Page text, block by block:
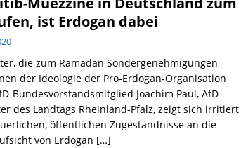
ist Erdogan dabei
die zum Ramadan Sondergenehmigungen
der Ideologie der Pro-Erdogan-Organisation
Bundesvorstandsmitglied Joachim Paul, AfD-
des Landtags Rheinland-Pfalz, zeigt sich irritiert
öffentlichen Zugeständnisse an die
von Erdogan […]